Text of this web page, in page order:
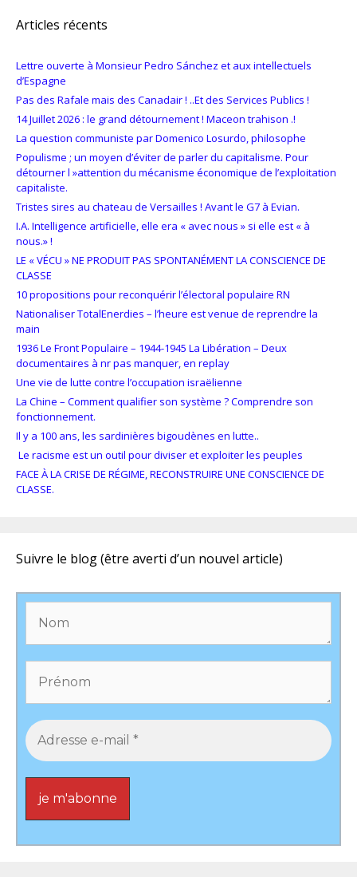
Articles récents
Lettre ouverte à Monsieur Pedro Sánchez et aux intellectuels
d’Espagne
Pas des Rafale mais des Canadair ! ..Et des Services Publics !
14 Juillet 2026 : le grand détournement ! Maceon trahison .!
La question communiste par Domenico Losurdo, philosophe
Populisme ; un moyen d’éviter de parler du capitalisme. Pour
détourner l »attention du mécanisme économique de l’exploitation
capitaliste.
Tristes sires au chateau de Versailles ! Avant le G7 à Evian.
I.A. Intelligence artificielle, elle era « avec nous » si elle est « à
nous.» !
LE « VÉCU » NE PRODUIT PAS SPONTANÉMENT LA CONSCIENCE DE
CLASSE
10 propositions pour reconquérir l’électoral populaire RN
Nationaliser TotalEnerdies – l’heure est venue de reprendre la
main
1936 Le Front Populaire – 1944-1945 La Libération – Deux
documentaires à nr pas manquer, en replay
Une vie de lutte contre l’occupation israëlienne
La Chine – Comment qualifier son système ? Comprendre son
fonctionnement.
Il y a 100 ans, les sardinières bigoudènes en lutte..
Le racisme est un outil pour diviser et exploiter les peuples
FACE À LA CRISE DE RÉGIME, RECONSTRUIRE UNE CONSCIENCE DE
CLASSE.
Suivre le blog (être averti d’un nouvel article)